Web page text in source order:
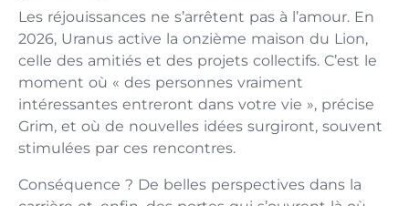
Les réjouissances ne s’arrêtent pas à l’amour. En
2026, Uranus active la onzième maison du Lion,
celle des amitiés et des projets collectifs. C’est le
moment où « des personnes vraiment
intéressantes entreront dans votre vie », précise
Grim, et où de nouvelles idées surgiront, souvent
stimulées par ces rencontres.
Conséquence ? De belles perspectives dans la